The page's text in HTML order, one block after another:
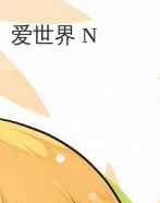
爱世界 N